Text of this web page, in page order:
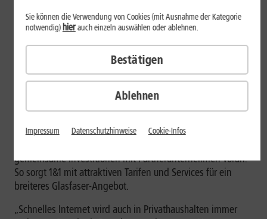
Montabaur, 02. Dezember 2022.1&1 stellt von nun an
in Berlin, Lüneburg und Co. Glasfaser-Anschlüsse mit
Gigabit-Geschwindigkeiten sowie umfassende Services
bereit. Bundesweit haben damit viele tausend Haushalte
die Möglichkeit von 1&1 Glasfaser zu profitieren.
Schneller Glasfaser-Ausbau und breitere
Angebotsvielfalt durch 1&1
1&1 treibt den Glasfaser-Ausbau in Berlin und in vielen
gemeinsame Investitionen mit Partnerunternehmen voran.
So sorgt 1&1 mit attraktiven Tarifen und Services für ein
breiteres Glasfaser-Angebot.
„Schnelles Internet wird auch in Privathaushalten immer
Ablehnen
Sie können die Verwendung von Cookies (mit Ausnahme der Kategorie
notwendig) hierauch einzeln auswählen oder ablehnen.
Bestätigen
Impressum Datenschutzhinweise Cookie-Infos